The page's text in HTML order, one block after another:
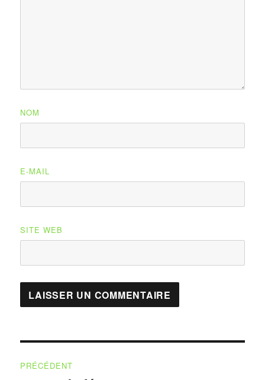
NOM
E-MAIL
SITE WEB
PRÉCÉDENT